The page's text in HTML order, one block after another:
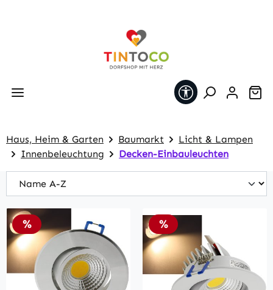
Werkzeugleiste
Haus, Heim & Garten Baumarkt
Licht & Lampen
Innenbeleuchtung
Decken-Einbauleuchten
Rabatt
% Rabatt
%